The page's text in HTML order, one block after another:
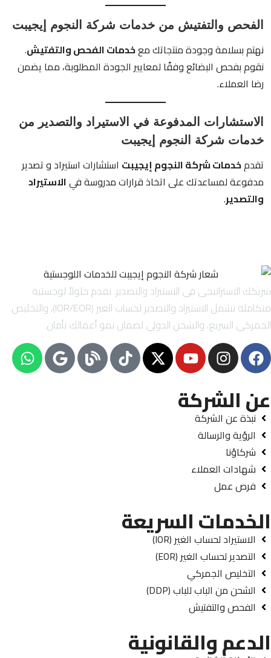
الفحص والتفتيش من خدمات شركة النجوم إيجيبت
نهتم بسلامة وجودة منتجاتك معخدمات الفحص والتفتيش.
نقوم بفحص البضائع وفقًا لمعايير الجودة المطلوبة، مما يضمن
رضا العملاء.
الاستشارات المدفوعة في الاستيراد والتصدير من
خدمات شركة النجوم إيجيبت
تقدمخدمات شركة النجوم إيجيبت استشارات استيراد و تصدير
مدفوعة لمساعدتك على اتخاذ قرارات مدروسة فيالاستيراد
والتصدير.
شريكك الاستراتيجي في الاستيراد والتصدير. نقدم حلولاً لوجستية
متكاملة تشمل الاستيراد والتصدير لحساب الغير (IOR/EOR)، والتخليص
الجمركي السريع، والشحن الدولي لضمان نمو أعمالك بأمان.
عن الشركة
نبذة عن الشركة
الرؤية والرسالة
شركاؤنا
شهادات العملاء
فرص عمل
الخدمات السريعة
الاستيراد لحساب الغير (IOR)
التصدير لحساب الغير (EOR)
التخليص الجمركي
الشحن من الباب للباب (DDP)
الفحص والتفتيش
الدعم والقانونية